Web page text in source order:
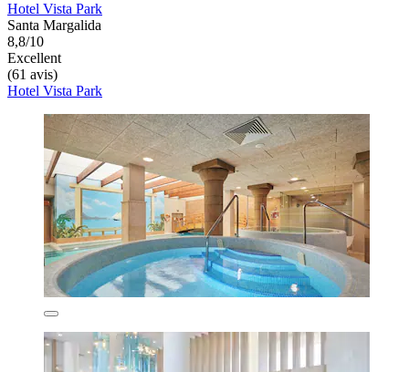
Hotel Vista Park
Santa Margalida
8,8/10
Excellent
(61 avis)
Hotel Vista Park